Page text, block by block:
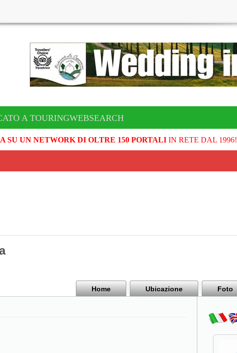
A TOURINGWEBSEARCH
SU UN NETWORK DI OLTRE 150 PORTALIIN RETE DAL 1996!
Home Ubicazione Foto